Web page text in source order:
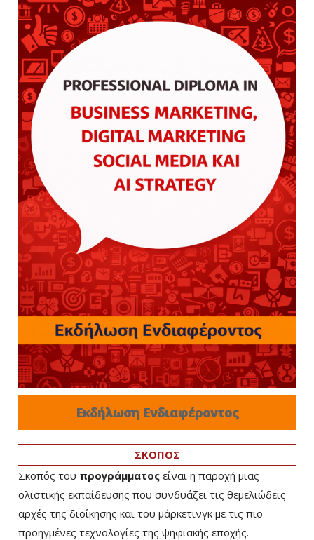
Εκδήλωση Ενδιαφέροντος
ΣΚΟΠΟΣ
Σκοπός του προγράμματος είναι η παροχή μιας
ολιστικής εκπαίδευσης που συνδυάζει τις θεμελιώδεις
αρχές της διοίκησης και του μάρκετινγκ με τις πιο
προηγμένες τεχνολογίες της ψηφιακής εποχής.